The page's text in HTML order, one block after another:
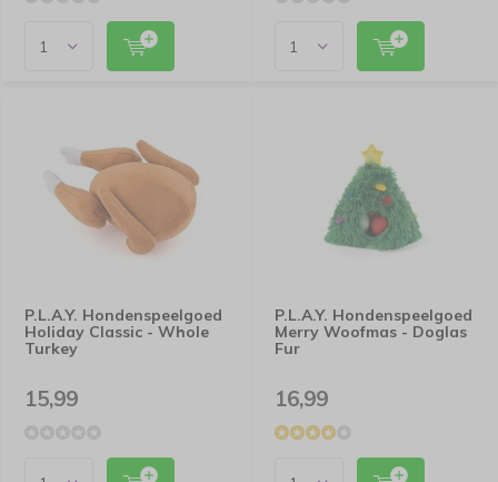
P.L.A.Y. Hondenspeelgoed
Holiday Classic - Whole
Turkey
15,99
P.L.A.Y. Hondenspeelgoed
Merry Woofmas - Doglas
Fur
16,99